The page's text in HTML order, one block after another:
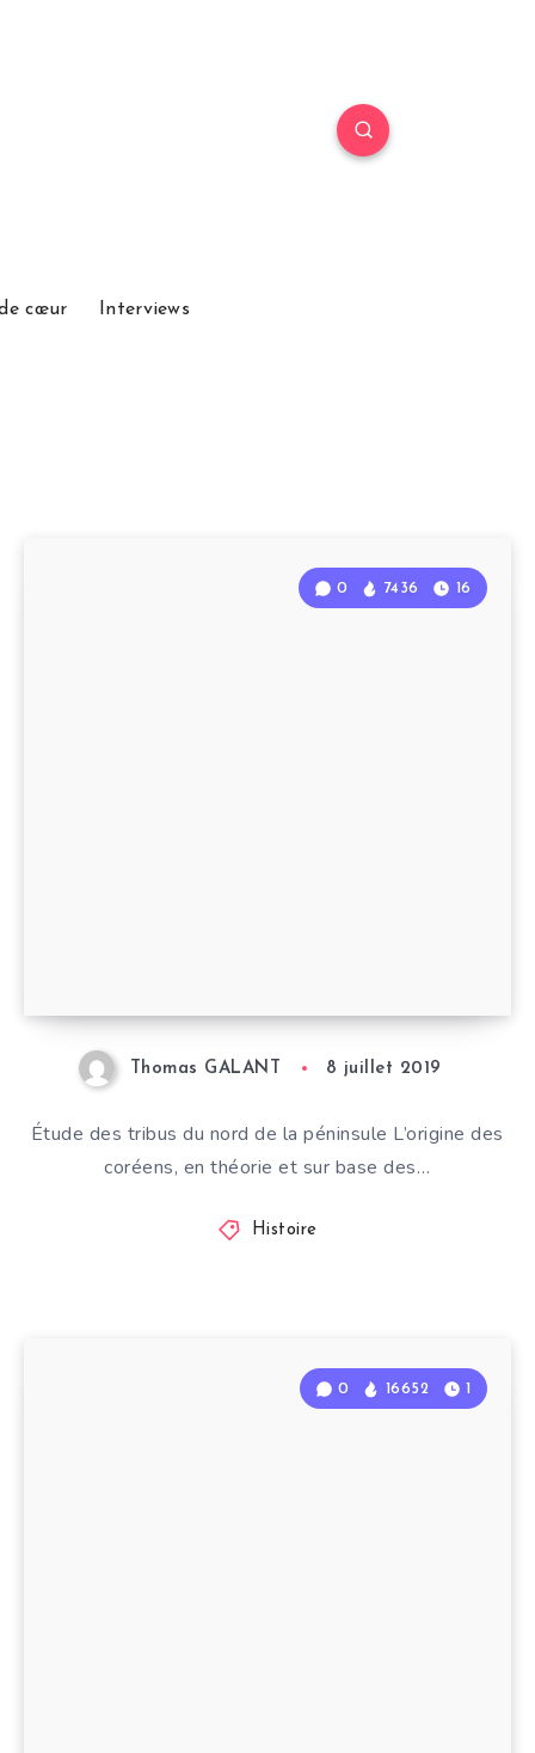
cœur Interviews
0 7436 16
Thomas GALANT 8 juillet 2019
Étude des tribus du nord de la péninsule L’origine des
coréens, en théorie et sur base des…
Histoire
0 16652 1